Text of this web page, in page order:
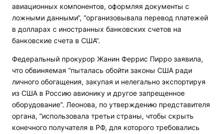
авиационных компонентов, оформляя документы с
ложными данными“, “организовывала перевод платежей
в долларах с иностранных банковских счетов на
банковские счета в США“.
Федеральный прокурор Жанин Феррис Пирро заявила,
что обвиняемая “пыталась обойти законы США ради
личного обогащения, закупая и нелегально экспортируя
из США в Россию авионику и другое запрещенное
оборудование“. Леонова, по утверждению представителя
органа, “использовала третьи страны, чтобы скрыть
конечного получателя в РФ, для которого требовались